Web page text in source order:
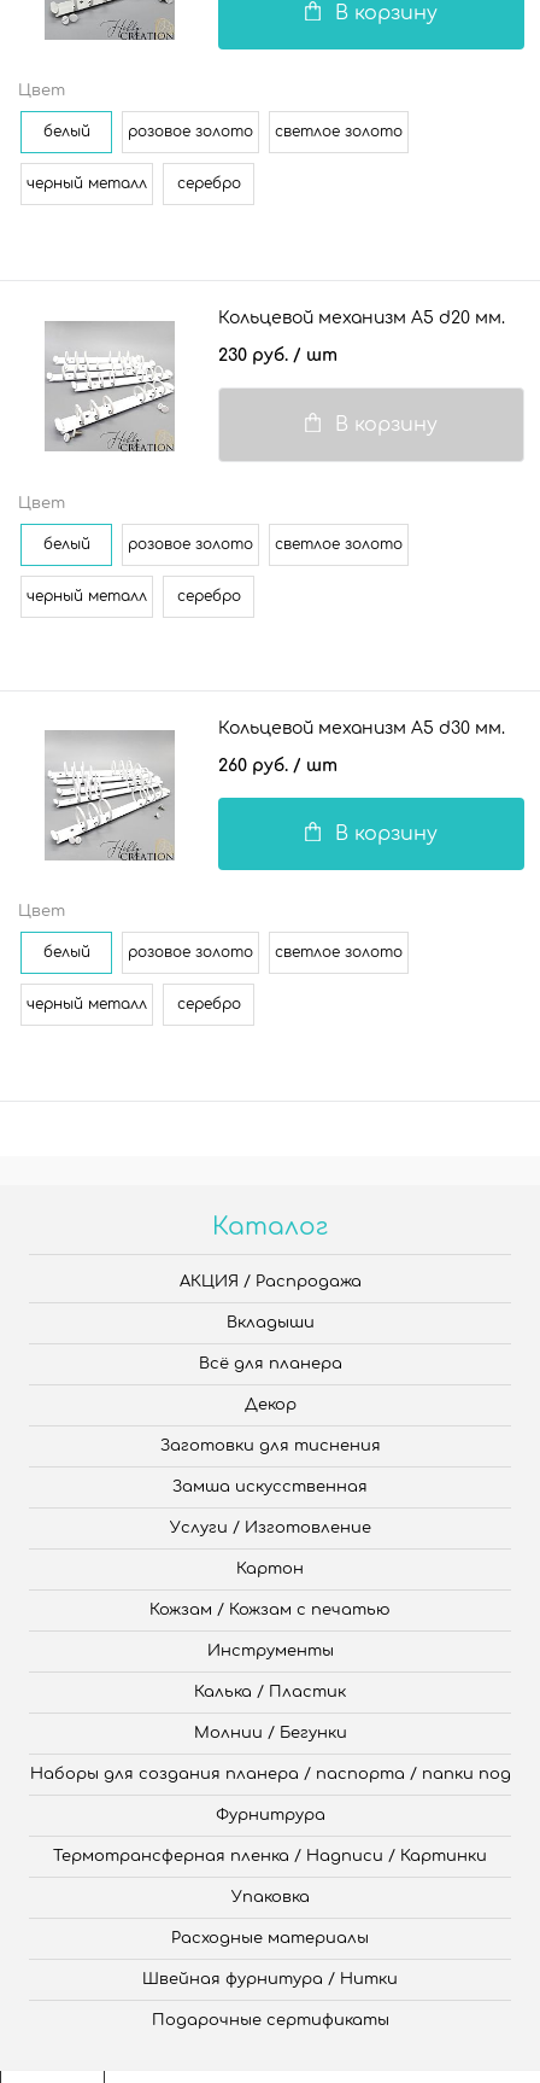
В корзину
Цвет
белый розовое золото светлое золото
черный металл серебро
Кольцевой механизм А5 d20 мм.
230 руб. / шт
В корзину
Цвет
белый розовое золото светлое золото
черный металл серебро
Кольцевой механизм А5 d30 мм.
260 руб. / шт
В корзину
Цвет
белый розовое золото светлое золото
черный металл серебро
Каталог
АКЦИЯ / Распродажа
Вкладыши
Всё для планера
Декор
Заготовки для тиснения
Замша искусственная
Услуги / Изготовление
Картон
Кожзам / Кожзам с печатью
Инструменты
Калька / Пластик
Молнии / Бегунки
Наборы для создания планера / паспорта / папки под
Фурнитрура
Термотрансферная пленка / Надписи / Картинки
Упаковка
Расходные материалы
Швейная фурнитура / Нитки
Подарочные сертификаты